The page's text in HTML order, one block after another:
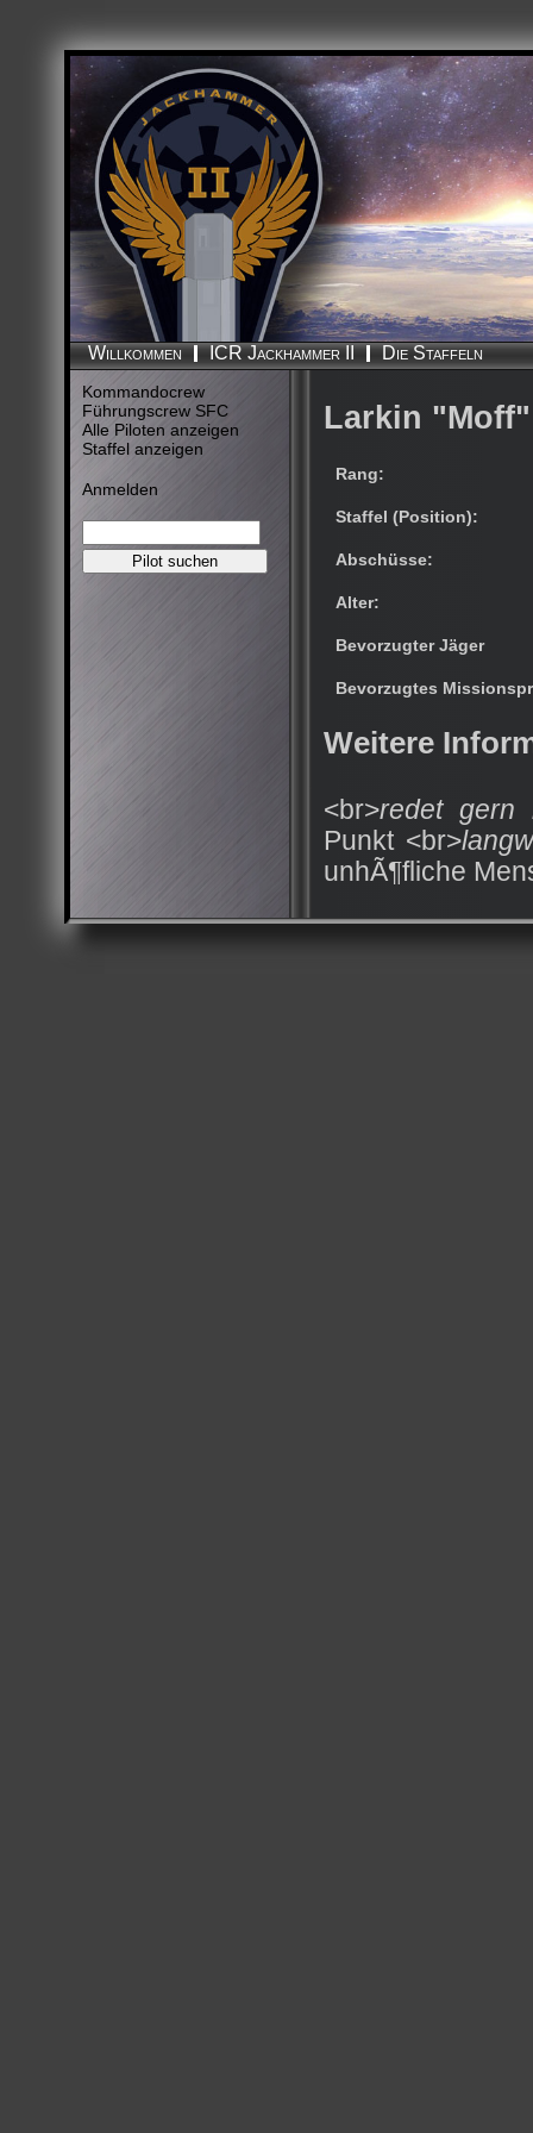
Willkommen ICR Jackhammer II Die Staffeln
Kommandocrew
Führungscrew SFC
Alle Piloten anzeigen
Staffel anzeigen
Anmelden
Larkin
Rang:
Staffel (Position):
Abschüsse:
Alter:
Bevorzugter Jäger
Bevorzugtes
Weitere
<br>redet gern
Punkt <br>
unhÃ¶fliche